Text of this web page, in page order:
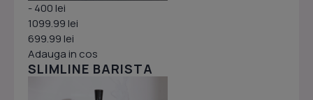
- 400 lei
1099.99 lei
699.99 lei
Adauga in cos
SLIMLINE BARISTA